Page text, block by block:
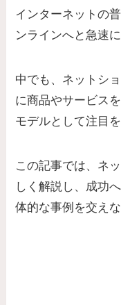
インターネットの
ンラインへと急速
中でも、ネットシ
に商品やサービス
モデルとして注目
この記事では、ネ
しく解説し、成功
体的な事例を交え